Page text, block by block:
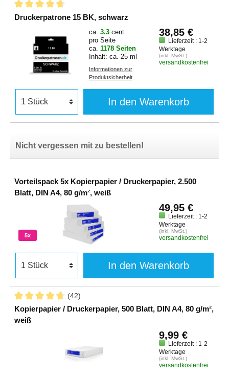
Druckerpatrone 15 BK, schwarz
ca. 3.3 cent
pro Seite
ca. 1178 Seiten
Inhalt: ca. 25 ml
Informationen zur
Produktsicherheit
38,85 €
Lieferzeit : 1-2
Werktage
(inkl. MwSt.)
versandkostenfrei
In den Warenkorb
Nicht vergessen mit zu bestellen!
Vorteilspack 5x Kopierpapier / Druckerpapier, 2.500
Blatt, DIN A4, 80 g/m², weiß
5x
49,95 €
Lieferzeit : 1-2
Werktage
(inkl. MwSt.)
versandkostenfrei
In den Warenkorb
(42)
Kopierpapier / Druckerpapier, 500 Blatt, DIN A4, 80 g/m²,
weiß
9,99 €
Lieferzeit : 1-2
Werktage
(inkl. MwSt.)
versandkostenfrei